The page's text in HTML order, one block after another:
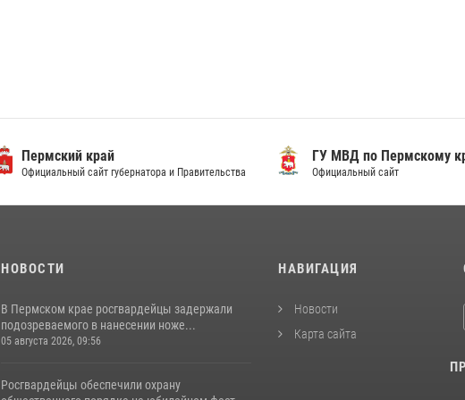
Пермский край
Официальный сайт губернатора и Правительства
ГУ МВД по Пермскому
Официальный сайт
НОВОСТИ
В Пермском крае росгвардейцы задержали
подозреваемого в нанесении ноже...
05 августа 2026, 09:56
Росгвардейцы обеспечили охрану
НАВИГАЦИЯ
Новости
Карта сайта